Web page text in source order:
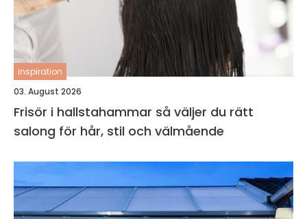
inspiration
03. August 2026
Frisör i hallstahammar så väljer du rätt
salong för hår, stil och välmående